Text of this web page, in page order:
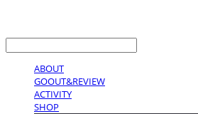
ABOUT
GOOUT&REVIEW
ACTIVITY
SHOP